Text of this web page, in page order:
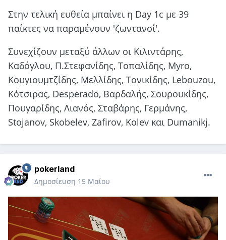
Στην τελική ευθεία μπαίνει η Day 1c με 39
παίκτες να παραμένουν 'ζωντανοί'.
Συνεχίζουν μεταξύ άλλων οι Kιλιντάρης,
Καδόγλου, Π.Στεφανίδης, Τοπαλίδης, Myro,
Κουγιουμτζίδης, Μελλίδης, Τονικίδης, Lebouzou,
Κότσιρας, Desperado, Βαρδαλής, Σουρουκίδης,
Πουγαρίδης, Λιανός, Σταβάρης, Γερμάνης,
Stojanov, Skobelev, Zafirov, Kolev και Dumanikj.
pokerland
Δημοσίευση 15 Μαίου